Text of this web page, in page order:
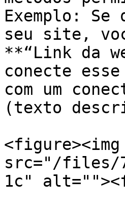
Exemplo:
seu site,
**“Link da
conecte
com um
(texto
<figure><img
src="/files/
1c"